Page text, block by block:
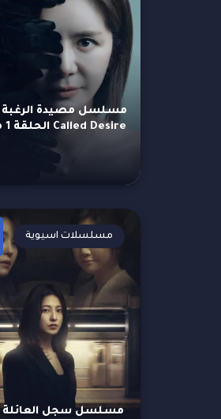
Called Desire الحلقة 1 مترجمة
مسلسلات اسيوية